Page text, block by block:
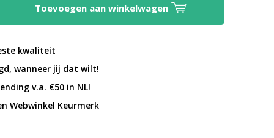
Toevoegen aan winkelwagen
kwaliteit
wanneer jij dat wilt!
v.a. €50 in NL!
Webwinkel Keurmerk